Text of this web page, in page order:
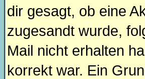
dir gesagt, ob eine
zugesandt wurde,
Mail nicht erhalten
korrekt war. Ein